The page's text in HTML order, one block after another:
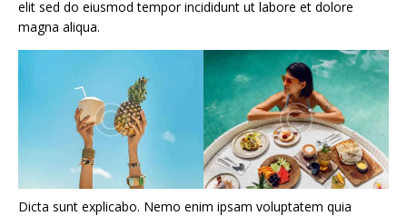
elit sed do eiusmod tempor incididunt ut labore et dolore
magna aliqua.
Dicta sunt explicabo. Nemo enim ipsam voluptatem quia